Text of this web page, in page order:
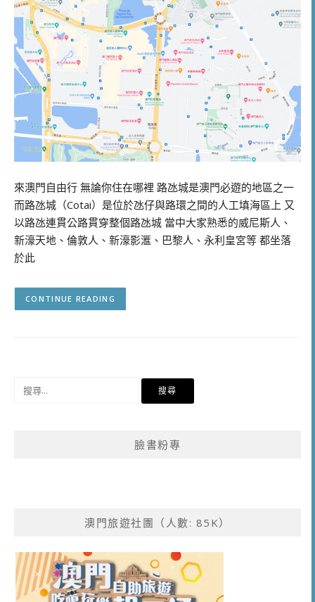
來澳門自由行 無論你住在哪裡 路氹城是澳門必遊的地區之一
而路氹城（Cotai）是位於氹仔與路環之間的人工填海區上 又
以路氹連貫公路貫穿整個路氹城 當中大家熟悉的威尼斯人、
新濠天地、倫敦人、新濠影滙、巴黎人、永利皇宮等 都坐落
於此
CONTINUE READING
臉書粉專
澳門旅遊社團（人數: 85K）